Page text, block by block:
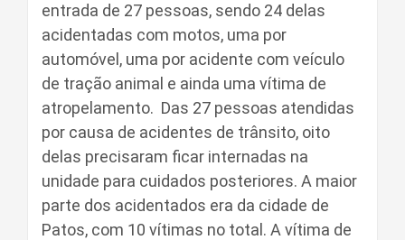
entrada de 27 pessoas, sendo 24 delas
acidentadas com motos, uma por
automóvel, uma por acidente com veículo
de tração animal e ainda uma vítima de
atropelamento. Das 27 pessoas atendidas
por causa de acidentes de trânsito, oito
delas precisaram ficar internadas na
unidade para cuidados posteriores. A maior
parte dos acidentados era da cidade de
Patos, com 10 vítimas no total. A vítima de